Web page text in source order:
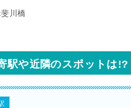
川橋
駅や近隣のスポットは!?